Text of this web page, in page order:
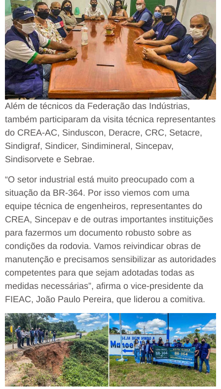
Além de técnicos da Federação das Indústrias,
também participaram da visita técnica representantes
do CREA-AC, Sinduscon, Deracre, CRC, Setacre,
Sindigraf, Sindicer, Sindimineral, Sincepav,
Sindisorvete e Sebrae.
“O setor industrial está muito preocupado com a
situação da BR-364. Por isso viemos com uma
equipe técnica de engenheiros, representantes do
CREA, Sincepav e de outras importantes instituições
para fazermos um documento robusto sobre as
condições da rodovia. Vamos reivindicar obras de
manutenção e precisamos sensibilizar as autoridades
competentes para que sejam adotadas todas as
medidas necessárias”, afirma o vice-presidente da
FIEAC, João Paulo Pereira, que liderou a comitiva.